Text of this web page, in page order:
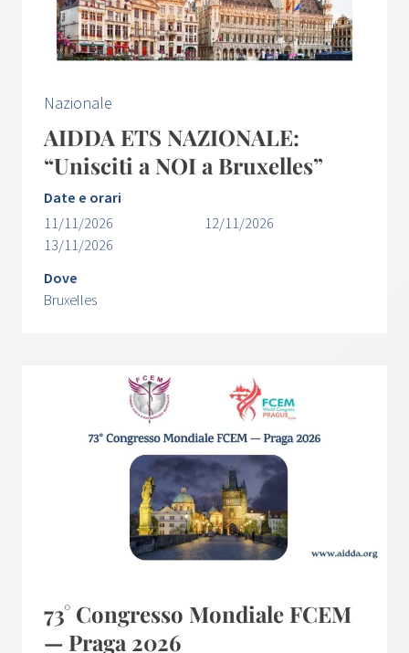
Nazionale
AIDDA ETS NAZIONALE:
“Unisciti a NOI a Bruxelles”
Date e orari
11/11/2026
12/11/2026
13/11/2026
Dove
Bruxelles
73° Congresso Mondiale FCEM
— Praga 2026